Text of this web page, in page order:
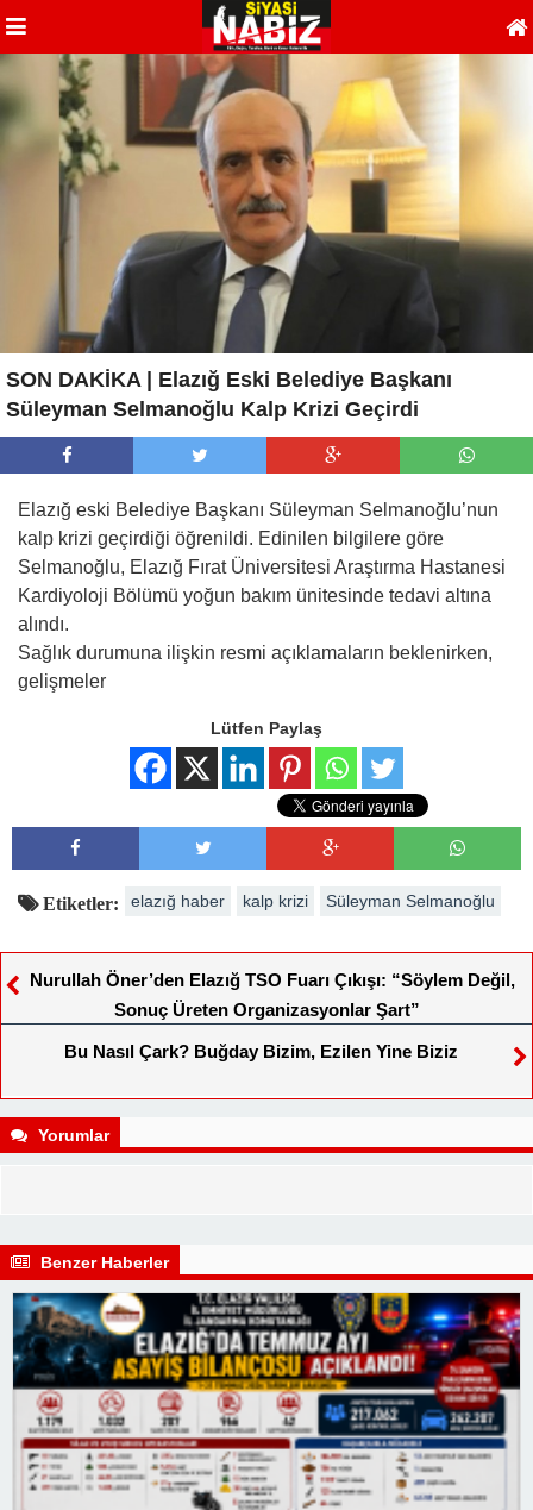
SON DAKİKA | Elazığ Eski Belediye Başkanı
Süleyman Selmanoğlu Kalp Krizi Geçirdi
Elazığ eski Belediye Başkanı Süleyman Selmanoğlu’nun
kalp krizi geçirdiği öğrenildi. Edinilen bilgilere göre
Selmanoğlu, Elazığ Fırat Üniversitesi Araştırma Hastanesi
Kardiyoloji Bölümü yoğun bakım ünitesinde tedavi altına
alındı.
Sağlık durumuna ilişkin resmi açıklamaların beklenirken,
gelişmeler
Lütfen Paylaş
Etiketler: elazığ haber kalp krizi Süleyman Selmanoğlu
Nurullah Öner’den Elazığ TSO Fuarı Çıkışı: “Söylem Değil,
Sonuç Üreten Organizasyonlar Şart”
Bu Nasıl Çark? Buğday Bizim, Ezilen Yine Biziz
Yorumlar
Benzer Haberler